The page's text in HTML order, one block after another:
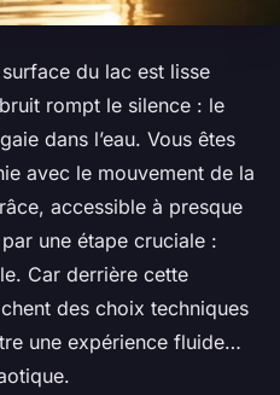
du lac est lisse
rompt le silence : le
dans l’eau. Vous êtes
avec le mouvement de la
accessible à presque
une étape cruciale :
Car derrière cette
des choix techniques
une expérience fluide…